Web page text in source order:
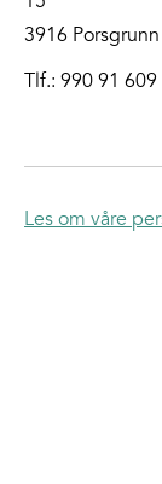
3916 Porsgrunn
Tlf.: 990 91 609
Les om våre